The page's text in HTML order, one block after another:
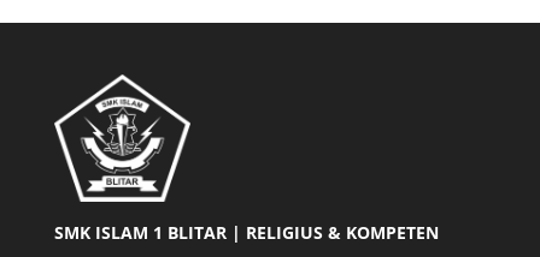
SMK ISLAM 1 BLITAR | RELIGIUS & KOMPETEN